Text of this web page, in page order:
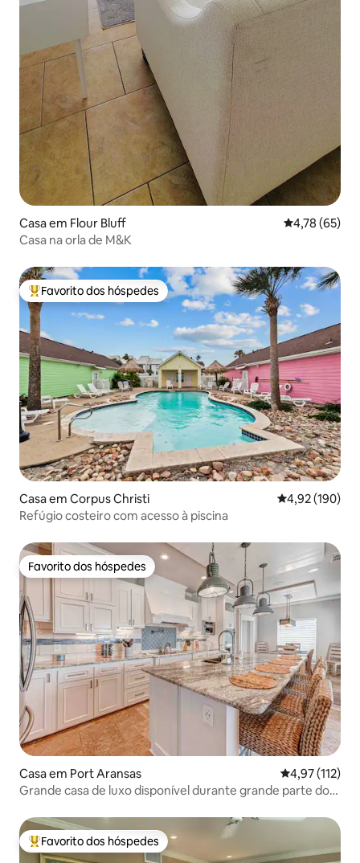
Casa em Flour Bluff Classificação
4,78 (65)
Casa na orla de M&K
Favoritos dos hóspedes mais apreciados
Favorito dos hóspedes
Casa em Corpus Christi Classificação
4,92 (190)
Refúgio costeiro com acesso à piscina
Favorito dos hóspedes
Favorito dos hóspedes
Casa em Port Aransas Classificação
4,97 (112)
Grande casa de luxo disponível durante grande parte do
Favoritos dos hóspedes mais apreciados
Favorito dos hóspedes